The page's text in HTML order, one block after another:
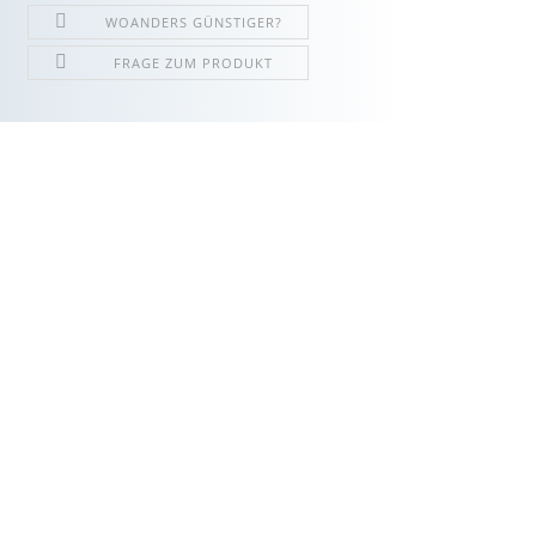
WOANDERS GÜNSTIGER?
FRAGE ZUM PRODUKT